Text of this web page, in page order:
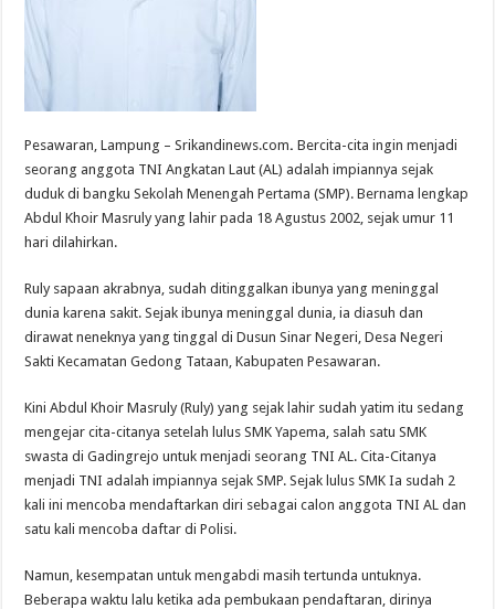
Pesawaran, Lampung – Srikandinews.com. Bercita-cita ingin menjadi
seorang anggota TNI Angkatan Laut (AL) adalah impiannya sejak
duduk di bangku Sekolah Menengah Pertama (SMP). Bernama lengkap
Abdul Khoir Masruly yang lahir pada 18 Agustus 2002, sejak umur 11
hari dilahirkan.
Ruly sapaan akrabnya, sudah ditinggalkan ibunya yang meninggal
dunia karena sakit. Sejak ibunya meninggal dunia, ia diasuh dan
dirawat neneknya yang tinggal di Dusun Sinar Negeri, Desa Negeri
Sakti Kecamatan Gedong Tataan, Kabupaten Pesawaran.
Kini Abdul Khoir Masruly (Ruly) yang sejak lahir sudah yatim itu sedang
mengejar cita-citanya setelah lulus SMK Yapema, salah satu SMK
swasta di Gadingrejo untuk menjadi seorang TNI AL. Cita-Citanya
menjadi TNI adalah impiannya sejak SMP. Sejak lulus SMK Ia sudah 2
kali ini mencoba mendaftarkan diri sebagai calon anggota TNI AL dan
satu kali mencoba daftar di Polisi.
Namun, kesempatan untuk mengabdi masih tertunda untuknya.
Beberapa waktu lalu ketika ada pembukaan pendaftaran, dirinya